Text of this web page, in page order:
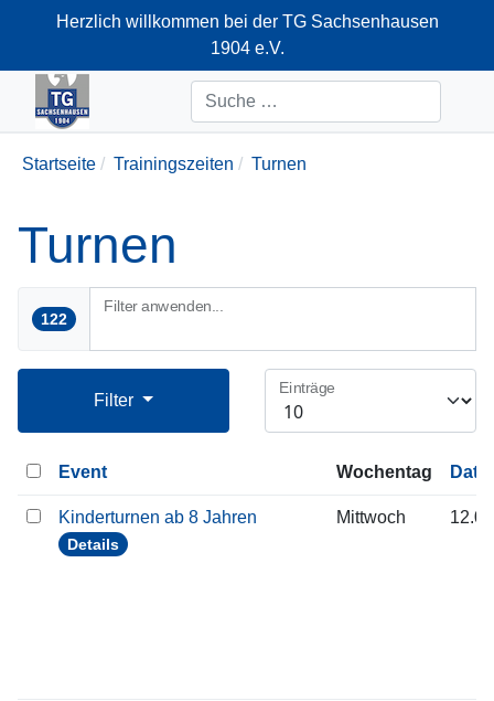
Herzlich willkommen bei der TG Sachsenhausen
1904 e.V.
+49-69-66374712
Suchen
Startseite Trainingszeiten Turnen
Turnen
122
Filter anwenden...
Filter
Einträge
Event Wochentag
Kinderturnen ab 8 Jahren
Details
Mittwoch